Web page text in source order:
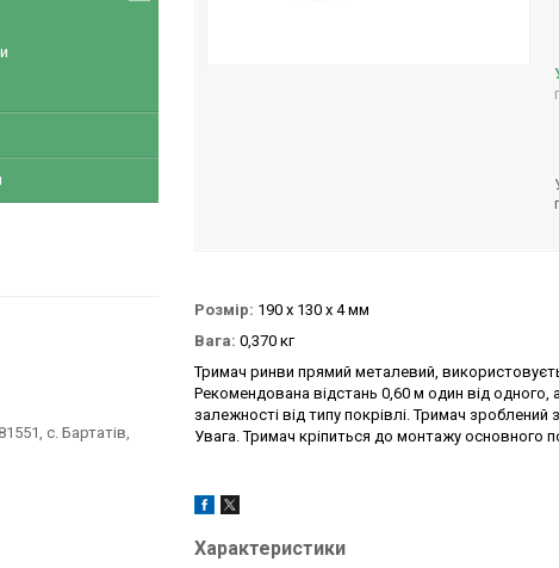
Розмір: 190 х 130 х 4 мм
Вага: 0,370 кг
Тримач ринви прямий металевий,
Рекомендована відстань 0,60 м один від
залежності від типу покрівлі. Тримач
Увага. Тримач кріпиться до монтажу основного
Характеристики
с. Бартатів,